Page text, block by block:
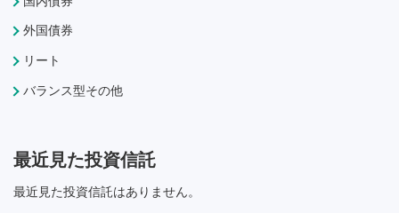
外国債券
リート
バランス型その他
最近見た投資信託
最近見た投資信託はありません。